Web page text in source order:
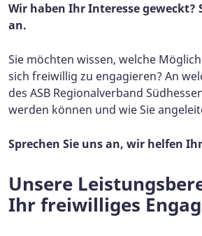
Wir haben Ihr Interesse geweckt?
an.
Sie möchten wissen, welche
sich freiwillig zu engagieren? An
des ASB Regionalverband
werden können und wie Sie
Sprechen Sie uns an, wir helfen
Unsere
Ihr freiwilliges